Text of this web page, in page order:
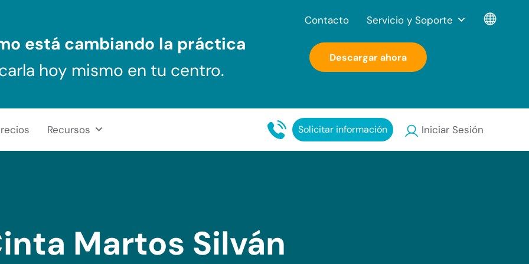
está cambiando la práctica
hoy mismo en tu centro.
Descargar ahora
Recursos Solicitar información Iniciar Sesión
Contacto Servicio y Soporte
Martos Silván